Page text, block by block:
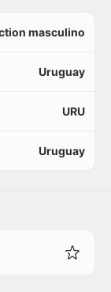
masculino
Uruguay
URU
Uruguay